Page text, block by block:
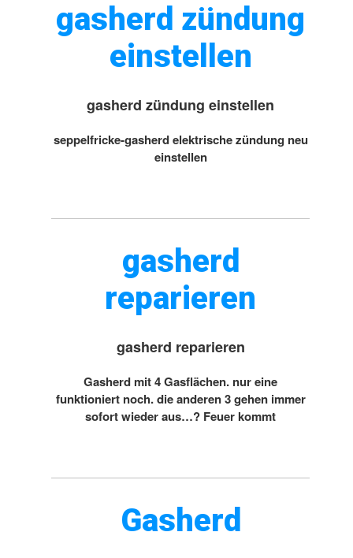
gasherd zündung
einstellen
gasherd zündung einstellen
seppelfricke-gasherd elektrische zündung neu
einstellen
gasherd
reparieren
gasherd reparieren
Gasherd mit 4 Gasflächen. nur eine
funktioniert noch. die anderen 3 gehen immer
sofort wieder aus…? Feuer kommt
Gasherd